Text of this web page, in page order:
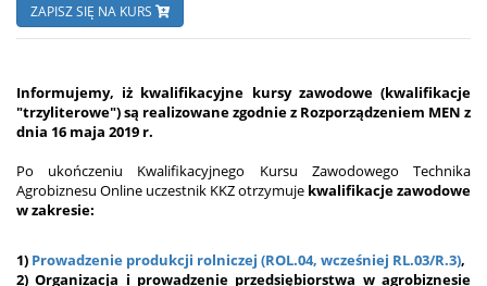
ZAPISZ SIĘ NA KURS
Informujemy, iż kwalifikacyjne kursy zawodowe (kwalifikacje
"trzyliterowe") są realizowane zgodnie z Rozporządzeniem MEN z
dnia 16 maja 2019 r.
Po ukończeniu Kwalifikacyjnego Kursu Zawodowego Technika
Agrobiznesu Online uczestnik KKZ otrzymuje kwalifikacje zawodowe
w zakresie:
1) Prowadzenie produkcji rolniczej (ROL.04, wcześniej RL.03/R.3),
2) Organizacja i prowadzenie przedsiębiorstwa w agrobiznesie